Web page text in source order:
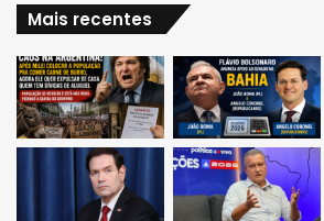
Mais recentes